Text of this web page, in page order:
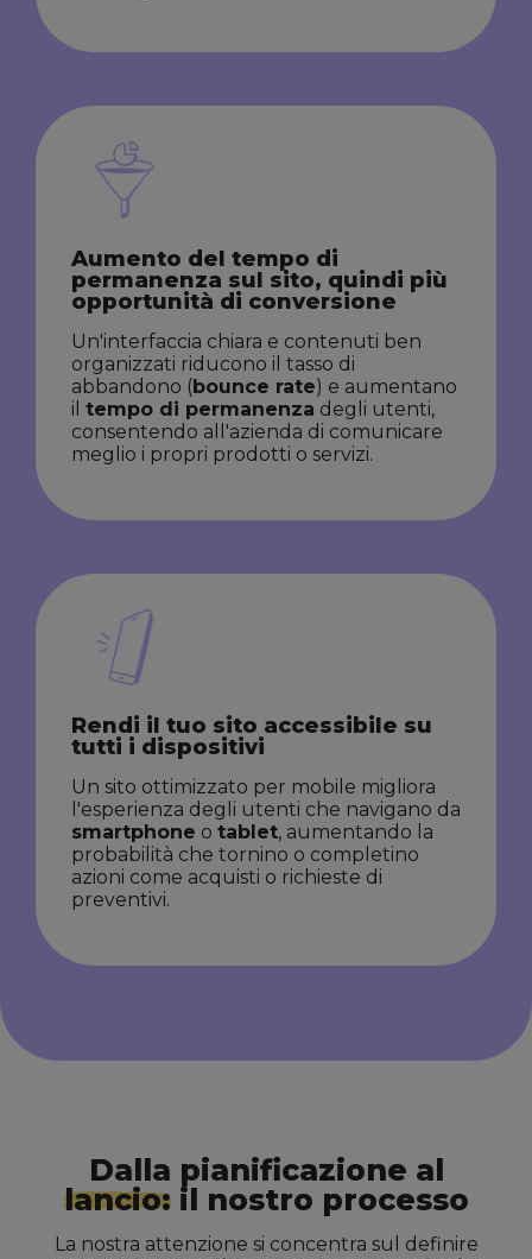
Aumento del tempo di
permanenza sul sito, quindi più
opportunità di conversione
Un'interfaccia chiara e contenuti ben
organizzati riducono il tasso di
abbandono (bounce rate) e aumentano
il tempo di permanenza degli utenti,
consentendo all'azienda di comunicare
meglio i propri prodotti o servizi.
Rendi il tuo sito accessibile su
tutti i dispositivi
Un sito ottimizzato per mobile migliora
l'esperienza degli utenti che navigano da
smartphone o tablet, aumentando la
probabilità che tornino o completino
azioni come acquisti o richieste di
preventivi.
Dalla pianificazione al
lancio:il nostro processo
La nostra attenzione si concentra sul definire